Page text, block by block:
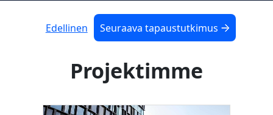
Edellinen Seuraava tapaustutkimus
Projektimme